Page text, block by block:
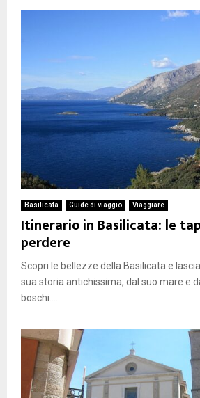
Basilicata Guide di viaggio Viaggiare
Itinerario in Basilicata: le
perdere
Scopri le bellezze della Basilicata e
sua storia antichissima, dal suo mare e
boschi....